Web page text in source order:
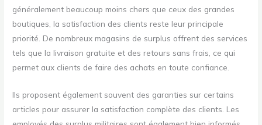
généralement beaucoup moins chers que ceux des grandes
boutiques, la satisfaction des clients reste leur principale
priorité. De nombreux magasins de surplus offrent des services
tels que la livraison gratuite et des retours sans frais, ce qui
permet aux clients de faire des achats en toute confiance.
Ils proposent également souvent des garanties sur certains
articles pour assurer la satisfaction complète des clients. Les